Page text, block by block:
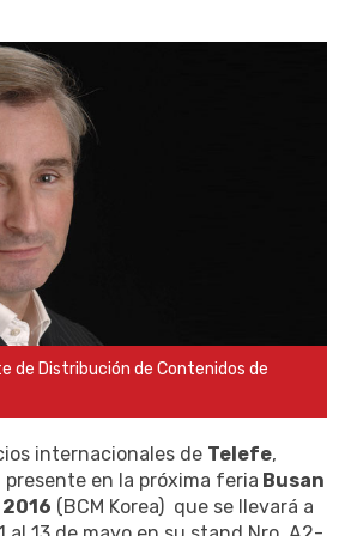
de Distribución de Contenidos de
internacionales de Telefe,
en la próxima feria Busan
(BCM Korea) que se llevará a